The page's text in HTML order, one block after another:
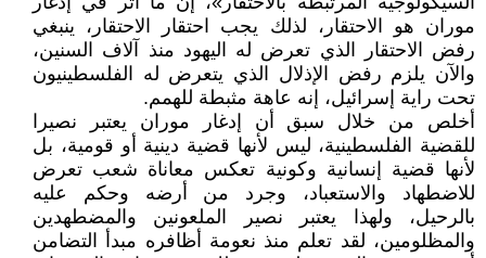
موران هو الاحتقار، لذلك يجب احتقار الاحتقار، ينبغي
رفض الاحتقار الذي تعرض له اليهود منذ آلاف السنين،
والآن يلزم رفض الإذلال الذي يتعرض له الفلسطينيون
تحت راية إسرائيل، إنه عاهة مثبطة للهمم.
أخلص من خلال سبق أن إدغار موران يعتبر نصيرا
للقضية الفلسطينية، ليس لأنها قضية دينية أو قومية، بل
لأنها قضية إنسانية وكونية تعكس معاناة شعب تعرض
للاضطهاد والاستعباد، وجرد من أرضه وحكم عليه
بالرحيل، ولهذا يعتبر نصير الملعونين والمضطهدين
والمظلومين، لقد تعلم منذ نعومة أظافره مبدأ التضامن